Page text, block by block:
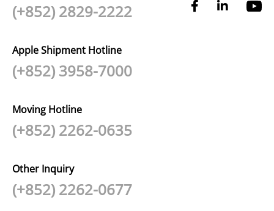
(+852) 2829-2222
Apple Shipment Hotline
(+852) 3958-7000
Moving Hotline
(+852) 2262-0635
Other Inquiry
(+852) 2262-0677